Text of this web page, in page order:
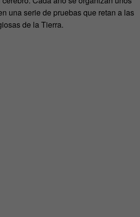
una serie de pruebas que retan a las
de la Tierra.